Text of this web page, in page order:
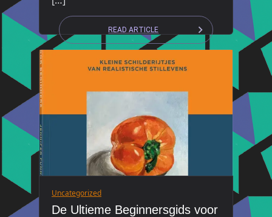
READ ARTICLE
Uncategorized
De Ultieme Beginnersgids voor